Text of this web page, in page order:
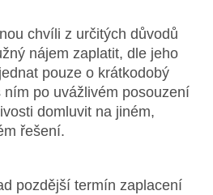
chvíli z určitých důvodů
nájem zaplatit, dle jeho
pouze o krátkodobý
po uvážlivém posouzení
domluvit na jiném,
řešení.
pozdější termín zaplacení